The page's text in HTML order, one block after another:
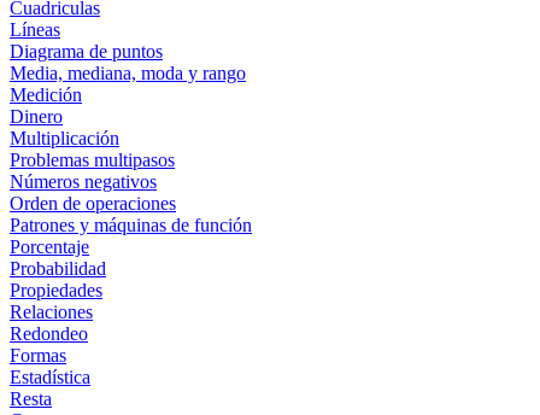
Cuadriculas
Líneas
Diagrama de puntos
Media, mediana, moda y rango
Medición
Dinero
Multiplicación
Problemas multipasos
Números negativos
Orden de operaciones
Patrones y máquinas de función
Porcentaje
Probabilidad
Propiedades
Relaciones
Redondeo
Formas
Estadística
Resta